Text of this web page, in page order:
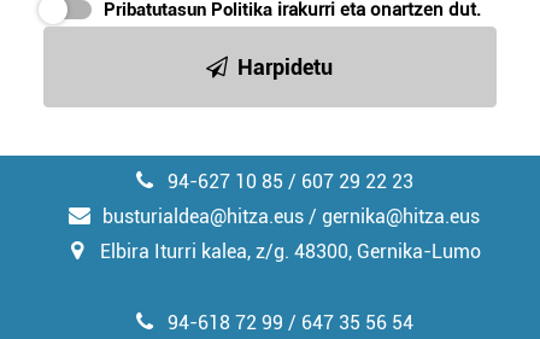
irakurri
Pribatutasun Politika irakurri eta onartzen dut.
Harpidetu
94-627 10 85 / 607 29 22 23
busturialdea@hitza.eus / gernika@hitza.eus
Elbira Iturri kalea, z/g. 48300, Gernika-Lumo
94-618 72 99 / 647 35 56 54